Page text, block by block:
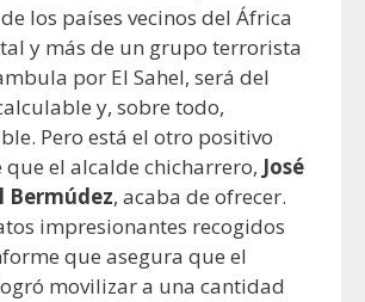
los países vecinos del África
y más de un grupo terrorista
por El Sahel, será del
y, sobre todo,
Pero está el otro positivo
que el alcalde chicharrero, José
Bermúdez, acaba de ofrecer.
impresionantes recogidos
que asegura que el
movilizar a una cantidad